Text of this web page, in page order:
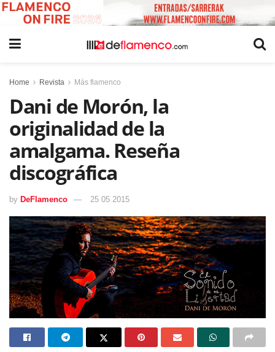
Home Revista Más flamenco
Dani de Morón, la
originalidad de la
amalgama. Reseña
discográfica
by DeFlamenco 25 05 2015